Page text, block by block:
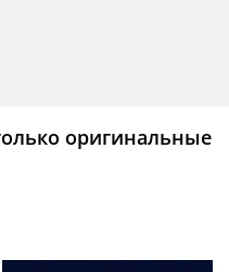
оригинальные